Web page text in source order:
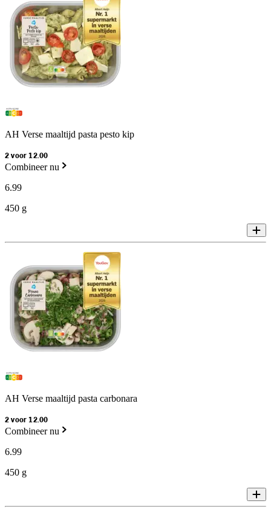
AH Verse maaltijd pasta pesto kip
2 voor 12.00
Combineer nu
6.99
450 g
AH Verse maaltijd pasta carbonara
2 voor 12.00
Combineer nu
6.99
450 g